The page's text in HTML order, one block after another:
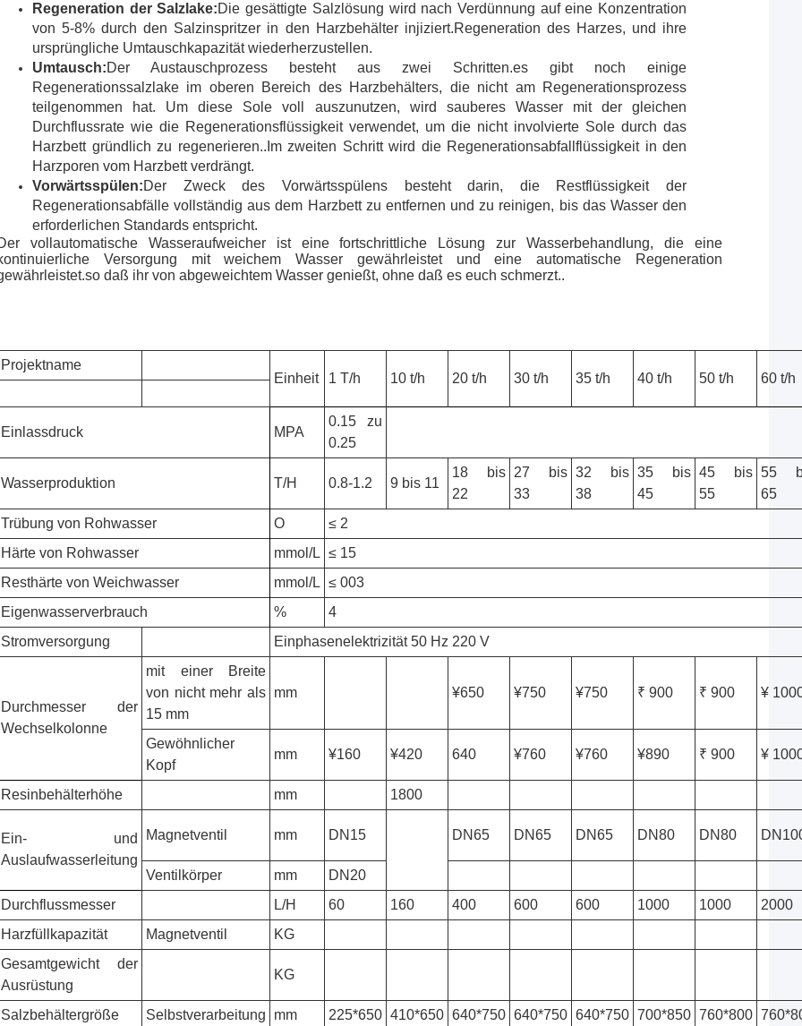
Regeneration der Salzlake:Die gesättigte Salzlösung wird nach Verdünnung auf eine Konzentration
von 5-8% durch den Salzinspritzer in den Harzbehälter injiziert.Regeneration des Harzes, und ihre
ursprüngliche Umtauschkapazität wiederherzustellen.
Umtausch:Der Austauschprozess besteht aus zwei Schritten.es gibt noch einige
Regenerationssalzlake im oberen Bereich des Harzbehälters, die nicht am Regenerationsprozess
teilgenommen hat. Um diese Sole voll auszunutzen, wird sauberes Wasser mit der gleichen
Durchflussrate wie die Regenerationsflüssigkeit verwendet, um die nicht involvierte Sole durch das
Harzbett gründlich zu regenerieren..Im zweiten Schritt wird die Regenerationsabfallflüssigkeit in den
Harzporen vom Harzbett verdrängt.
Vorwärtsspülen:Der Zweck des Vorwärtsspülens besteht darin, die Restflüssigkeit der
Regenerationsabfälle vollständig aus dem Harzbett zu entfernen und zu reinigen, bis das Wasser den
erforderlichen Standards entspricht.
vollautomatische Wasseraufweicher ist eine fortschrittliche Lösung zur Wasserbehandlung, die eine
Versorgung mit weichem Wasser gewährleistet und eine automatische Regeneration
daß ihr von abgeweichtem Wasser genießt, ohne daß es euch schmerzt..
Projektname
Einheit
1 T/h 10 t/h 20 t/h 30 t/h 35 t/h 40 t/h 50 t/h 60 t/h
Einlassdruck MPA
0.15 zu
0.25
Wasserproduktion T/H 0.8-1.2 9 bis 11
18 bis
22
27 bis
33
32 bis
38
35 bis
45
45 bis
55
55
65
Trübung von Rohwasser
O
≤ 2
Härte von Rohwasser
mmol/L ≤ 15
Resthärte von Weichwasser
mmol/L ≤ 003
Eigenwasserverbrauch
%
4
Stromversorgung
Einphasenelektrizität 50 Hz 220 V
Durchmesser der
Wechselkolonne
mit einer Breite
von nicht mehr als
15 mm
mm ¥650 ¥750 ¥750 ₹ 900 ₹ 900 ¥
Gewöhnlicher
Kopf
mm ¥160 ¥420 640 ¥760 ¥760 ¥890 ₹ 900 ¥
Resinbehälterhöhe mm 1800
Ein- und
Auslaufwasserleitung
Magnetventil mm DN15 DN65 DN65 DN65 DN80 DN80
Ventilkörper mm
DN20
Durchflussmesser
L/H 60 160 400 600 600 1000 1000
2000
Harzfüllkapazität
Magnetventil
KG
Gesamtgewicht der
Ausrüstung
KG
Salzbehältergröße Selbstverarbeitung mm 225*650 410*650 640*750 640*750 640*750 700*850 760*800